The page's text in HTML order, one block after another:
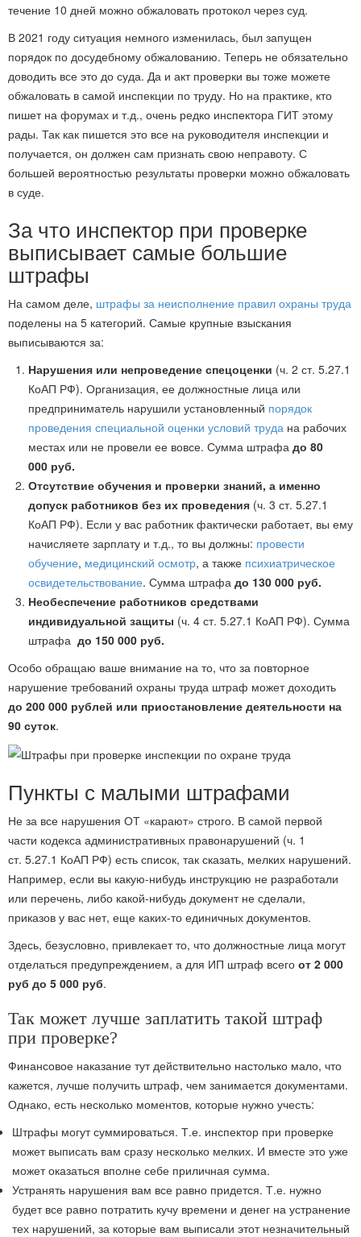
течение 10 дней можно обжаловать протокол через суд.
В 2021 году ситуация немного изменилась, был запущен
порядок по досудебному обжалованию. Теперь не обязательно
доводить все это до суда. Да и акт проверки вы тоже можете
обжаловать в самой инспекции по труду. Но на практике, кто
пишет на форумах и т.д., очень редко инспектора ГИТ этому
рады. Так как пишется это все на руководителя инспекции и
получается, он должен сам признать свою неправоту. С
большей вероятностью результаты проверки можно обжаловать
в суде.
За что инспектор при проверке
выписывает самые большие
штрафы
На самом деле, штрафы за неисполнение правил охраны труда
поделены на 5 категорий. Самые крупные взыскания
выписываются за:
Нарушения или непроведение спецоценки (ч. 2 ст. 5.27.1
КоАП РФ). Организация, ее должностные лица или
предприниматель нарушили установленный порядок
проведения специальной оценки условий труда на рабочих
местах или не провели ее вовсе. Сумма штрафа до 80
000 руб.
Отсутствие обучения и проверки знаний, а именно
допуск работников без их проведения (ч. 3 ст. 5.27.1
КоАП РФ). Если у вас работник фактически работает, вы ему
начисляете зарплату и т.д., то вы должны: провести
обучение, медицинский осмотр, а также психиатрическое
освидетельствование. Сумма штрафа до 130 000 руб.
Необеспечение работников средствами
индивидуальной защиты (ч. 4 ст. 5.27.1 КоАП РФ). Сумма
штрафа до 150 000 руб.
Особо обращаю ваше внимание на то, что за повторное
нарушение требований охраны труда штраф может доходить
до 200 000 рублей или приостановление деятельности на
90 суток.
Пункты с малыми штрафами
Не за все нарушения ОТ «карают» строго. В самой первой
части кодекса административных правонарушений (ч. 1
ст. 5.27.1 КоАП РФ) есть список, так сказать, мелких нарушений.
Например, если вы какую-нибудь инструкцию не разработали
или перечень, либо какой-нибудь документ не сделали,
приказов у вас нет, еще каких-то единичных документов.
Здесь, безусловно, привлекает то, что должностные лица могут
отделаться предупреждением, а для ИП штраф всего от 2 000
руб до 5 000 руб.
Так может лучше заплатить такой штраф
при проверке?
Финансовое наказание тут действительно настолько мало, что
кажется, лучше получить штраф, чем занимается документами.
Однако, есть несколько моментов, которые нужно учесть:
Штрафы могут суммироваться. Т.е. инспектор при проверке
может выписать вам сразу несколько мелких. И вместе это уже
может оказаться вполне себе приличная сумма.
Устранять нарушения вам все равно придется. Т.е. нужно
будет все равно потратить кучу времени и денег на устранение
тех нарушений, за которые вам выписали этот незначительный